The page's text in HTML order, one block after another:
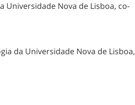
Universidade Nova de Lisboa, co-
Universidade Nova de Lisboa,